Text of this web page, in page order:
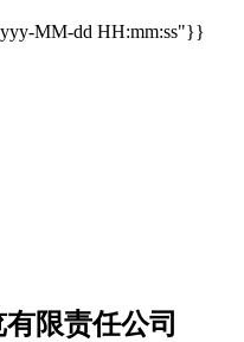
MM-dd HH:mm:ss"}}
限责任公司